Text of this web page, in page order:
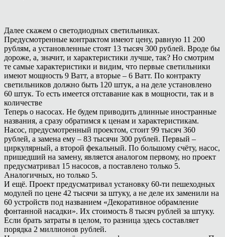
Далее скажем о светодиодных светильниках.
Предусмотренные контрактом имеют цену, равную 11 200
рублям, а установленные стоят 13 тысяч 300 рублей. Вроде бы
дороже, а, значит, и характеристики лучше, так? Но смотрим
те самые характеристики и видим, что первые светильники
имеют мощность 9 Ватт, а вторые – 6 Ватт. По контракту
светильников должно быть 120 штук, а на деле установлено
60 штук. То есть имеется отставание как в мощности, так и в
количестве
Теперь о насосах. Не будем приводить длинные иностранные
названия, а сразу обратимся к ценам и характеристикам.
Насос, предусмотренный проектом, стоит 99 тысяч 360
рублей, а замена ему – 83 тысячи 300 рублей. Первый –
циркулярный, а второй фекальный. По большому счёту, насос,
пришедший на замену, является аналогом первому, но проект
предусматривал 15 насосов, а поставлено только 5.
Аналогичных, но только 5.
И ещё. Проект предусматривал установку 60-ти пешеходных
модулей по цене 42 тысячи за штуку, а не деле их заменили на
60 устройств под названием «Декоративное обрамление
фонтанной насадки». Их стоимость 8 тысяч рублей за штуку.
Если брать затраты в целом, то разница здесь составляет
порядка 2 миллионов рублей.